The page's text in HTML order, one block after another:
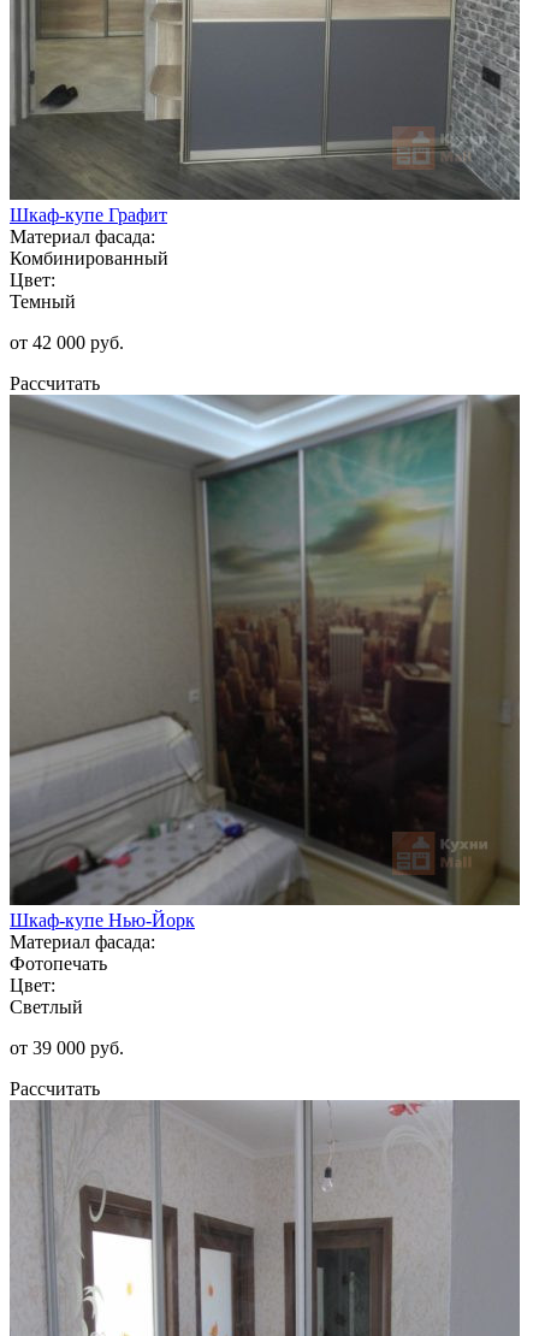
Шкаф-купе Графит
Материал фасада:
Комбинированный
Цвет:
Темный
от 42 000 руб.
Рассчитать
Шкаф-купе Нью-Йорк
Материал фасада:
Фотопечать
Цвет:
Светлый
от 39 000 руб.
Рассчитать